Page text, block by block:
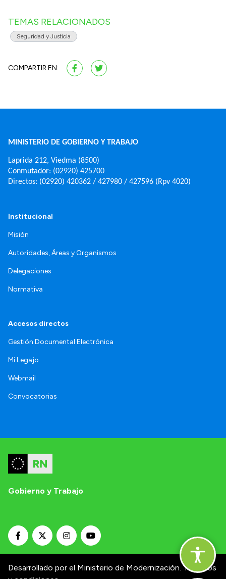
TEMAS RELACIONADOS
Seguridad y Justicia
COMPARTIR EN:
MINISTERIO DE GOBIERNO Y TRABAJO
Laprida 212, Viedma (8500)
Conmutador: (02920) 425700
Directos: (02920) 420362 / 427980 / 427596 (Rpv 4020)
Institucional
Misión
Autoridades, Áreas y Organismos
Delegaciones
Normativa
Accesos directos
Gestión Documental Electrónica
Mi Legajo
Webmail
Convocatorias
Gobierno y Trabajo
Desarrollado por el Ministerio de Modernización. Términos